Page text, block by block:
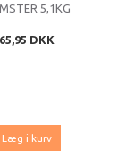
5,1KG
65,95 DKK
Læg i kurv